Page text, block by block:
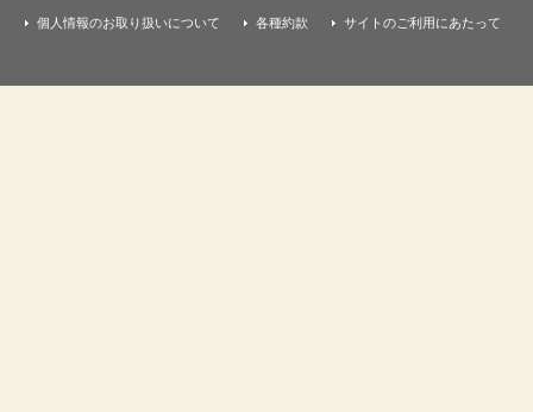
個人情報のお取り扱いについて 各種約款 サイトのご利用にあたって